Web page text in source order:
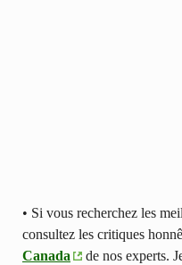
• Si vous recherchez les
consultez les critiques
Canada
de nos experts.